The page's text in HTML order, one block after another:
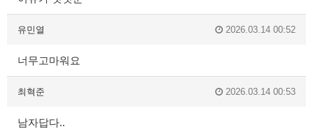
유민열 2026.03.14 00:52
너무고마워요
최혁준 2026.03.14 00:53
남자답다..